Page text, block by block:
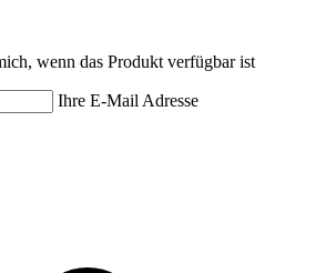
wenn das Produkt verfügbar ist
Ihre E-Mail Adresse